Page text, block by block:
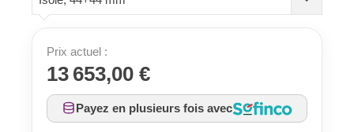
Prix actuel :
13 653,00 €
Payez en plusieurs fois avec